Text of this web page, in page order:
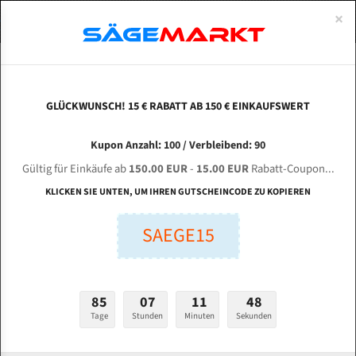
BONZER GZK 4232 für 4115 mm Bi-Metall
Bandsägeblätter
Länge (mm):
Stärken + Zahnteilung:
mm
ABOUTS
ENGLISH
Bi-Metall Meterware
Fleischerei Bandsägeblätter
Bandmesser Glatt Meterware
Konvex Meterware
×
GLÜCKWUNSCH! 15 € RABATT AB 150 € EINKAUFSWERT
Kupon Anzahl: 100 / Verbleibend: 90
Gültig für Einkäufe ab150.00 EUR- 15.00 EURRabatt-Coupon...
KLICKEN SIE UNTEN, UM IHREN GUTSCHEINCODE ZU KOPIEREN
SAEGE15
85
Tage
07
Stunden
11
Minuten
47
Sekunden